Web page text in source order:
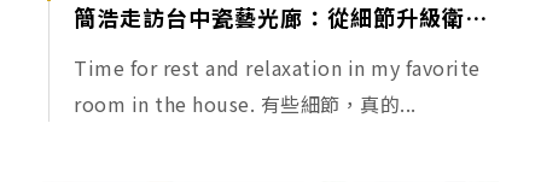
簡浩走訪台中瓷藝光廊：從細節升級衛浴日常
Time for rest and relaxation in my favorite
room in the house. 有些細節，真的...